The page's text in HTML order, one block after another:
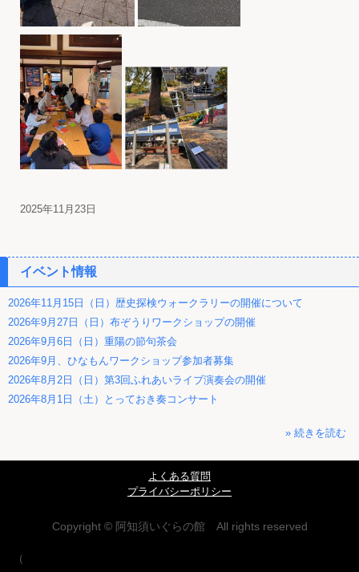
2025年11月23日
イベント情報
2026年11月15日（日）歴史探検ウォークラリーの開催について
2026年9月27日（日）布ぞうりワークショップの開催
2026年9月6日（日）重陽の節句茶会
2026年9月、ひなもんワークショップ参加者募集
2026年8月2日（日）第3回ふれあいライブ演奏会の開催
2026年8月1日（土）とっておき奏コンサート
» 続きを読む
よくある質問
プライバシーポリシー
Copyright © 阿知須いぐらの館 All rights reserved
（